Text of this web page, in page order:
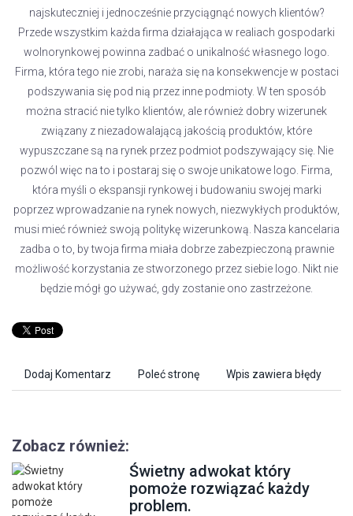
najskuteczniej i jednocześnie przyciągnąć nowych klientów?
Przede wszystkim każda firma działająca w realiach gospodarki
wolnorynkowej powinna zadbać o unikalność własnego logo.
Firma, która tego nie zrobi, naraża się na konsekwencje w postaci
podszywania się pod nią przez inne podmioty. W ten sposób
można stracić nie tylko klientów, ale również dobry wizerunek
związany z niezadowalającą jakością produktów, które
wypuszczane są na rynek przez podmiot podszywający się. Nie
pozwól więc na to i postaraj się o swoje unikatowe logo. Firma,
która myśli o ekspansji rynkowej i budowaniu swojej marki
poprzez wprowadzanie na rynek nowych, niezwykłych produktów,
musi mieć również swoją politykę wizerunkową. Nasza kancelaria
zadba o to, by twoja firma miała dobrze zabezpieczoną prawnie
możliwość korzystania ze stworzonego przez siebie logo. Nikt nie
będzie mógł go używać, gdy zostanie ono zastrzeżone.
Dodaj Komentarz Poleć stronę Wpis zawiera błędy
Zobacz również:
Świetny adwokat który
pomoże rozwiązać każdy
problem.